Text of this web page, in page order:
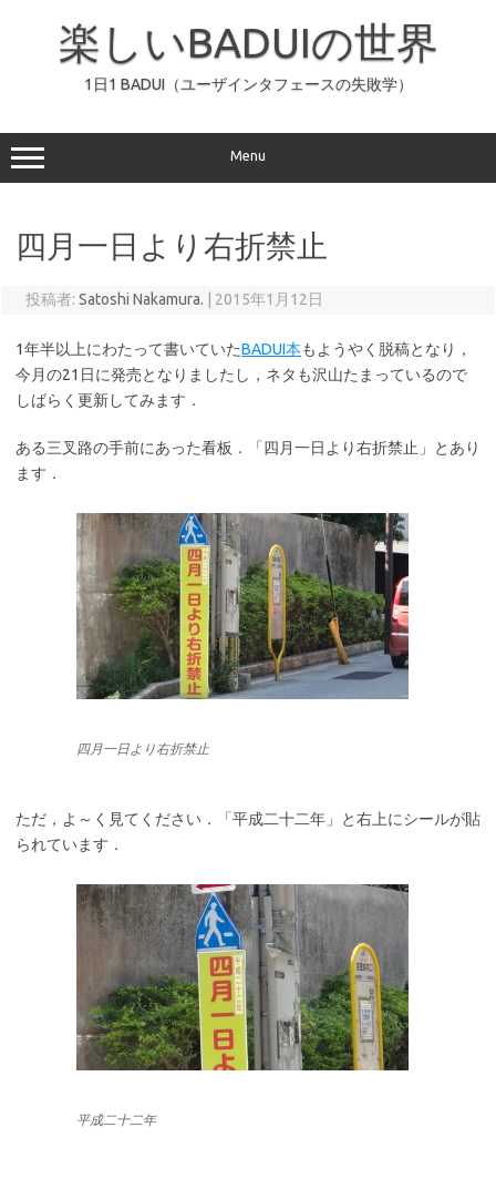
ッ
プ
楽しいBADUIの世界
1日1 BADUI（ユーザインタフェースの失敗学）
Menu
四月一日より右折禁止
投稿者: Satoshi Nakamura. 2015年1月12日
1年半以上にわたって書いていたBADUI本もようやく脱稿となり，
今月の21日に発売となりましたし，ネタも沢山たまっているので
しばらく更新してみます．
ある三叉路の手前にあった看板．「四月一日より右折禁止」とあり
ます．
四月一日より右折禁止
ただ，よ～く見てください．「平成二十二年」と右上にシールが貼
られています．
平成二十二年